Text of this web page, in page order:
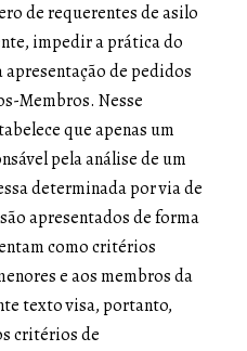
de requerentes de asilo
impedir a prática do
de pedidos
Membros. Nesse
que apenas um
pela análise de um
determinada por via de
apresentados de forma
como critérios
e aos membros da
texto visa, portanto,
critérios de